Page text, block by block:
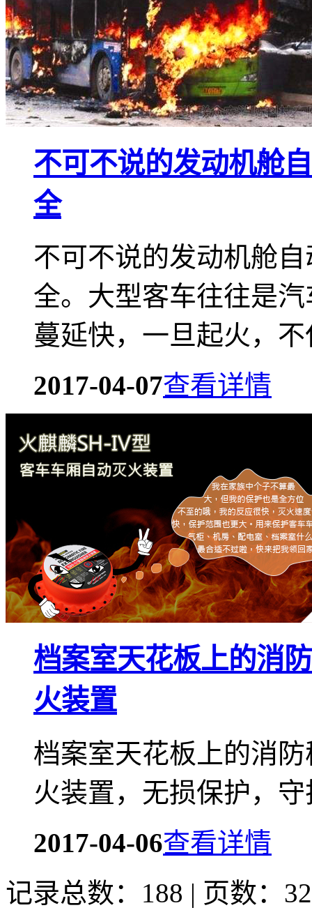
不可不说的发动机舱
全
不可不说的发动机舱
全。大型客车往往是
蔓延快，一旦起火，
2017-04-07查看详情
档案室天花板上的消
火装置
档案室天花板上的消
火装置，无损保护，
2017-04-06查看详情
记录总数：188 | 页数：32